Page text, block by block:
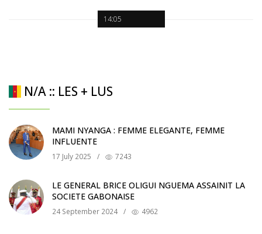
14:05
N/A :: LES + LUS
MAMI NYANGA : FEMME ELEGANTE, FEMME
INFLUENTE
17 July 2025 / 7243
LE GENERAL BRICE OLIGUI NGUEMA ASSAINIT LA
SOCIETE GABONAISE
24 September 2024 / 4962